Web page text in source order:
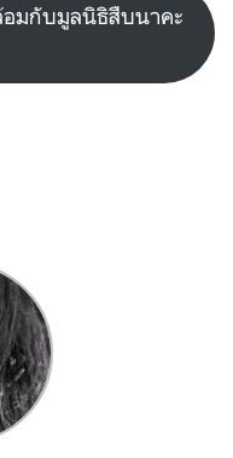
มกับมูลนิธิสืบนาคะ